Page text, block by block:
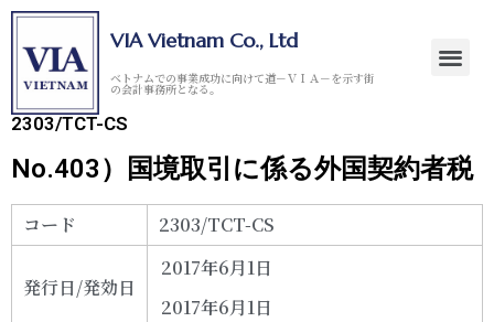
VIA Vietnam Co., Ltd
ベトナムでの事業成功に向けて道－ＶＩＡ－を示す街
の会計事務所となる。
2303/TCT-CS
No.403）国境取引に係る外国契約者税
コード 2303/TCT-CS
発行日/発効日
2017年6月1日
2017年6月1日